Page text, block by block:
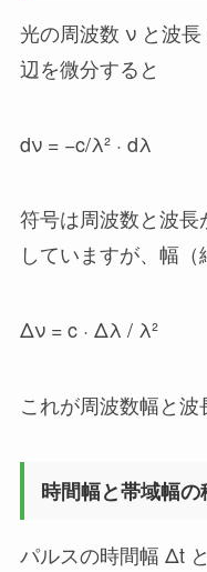
光の周波数 ν と波
辺を微分すると
dν = −c/λ² · dλ
符号は周波数と波
していますが、幅
Δν = c · Δλ / λ²
これが周波数幅と波
時間幅と帯域幅の
パルスの時間幅 Δt